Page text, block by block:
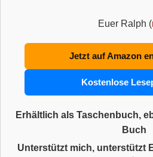
Euer Ralph (
Jetzt auf Amazon
Kostenlose
Erhältlich als Taschenbuch,
Buch
Unterstützt mich, unterstützt